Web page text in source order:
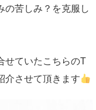
の苦しみ？を克服し
せていたこちらのT
介させて頂きます